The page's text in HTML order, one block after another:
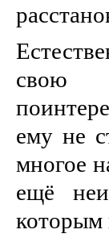
свою
ему не
многое
ещё
которым